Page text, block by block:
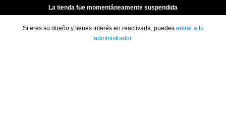
La tienda fue momentáneamente suspendida
Si eres su dueño y tienes interés en reactivarla, puedes entrar a tu
administrador.